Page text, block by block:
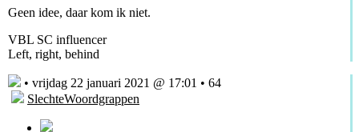
Geen idee, daar kom ik niet.
VBL SC influencer
Left, right, behind
• vrijdag 22 januari 2021 @ 17:01 • 64
SlechteWoordgrappen